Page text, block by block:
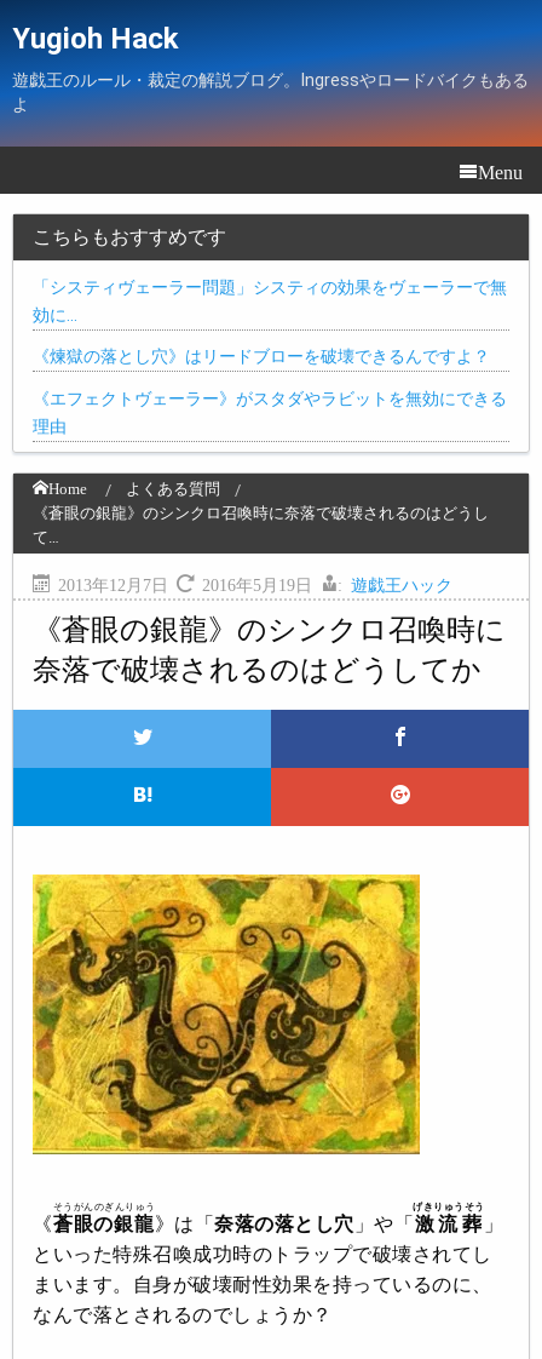
Yugioh Hack
遊戯王のルール・裁定の解説ブログ。Ingressやロードバイクもある
よ
Menu
こちらもおすすめです
「システィヴェーラー問題」システィの効果をヴェーラーで無
効に…
《煉獄の落とし穴》はリードブローを破壊できるんですよ？
《エフェクトヴェーラー》がスタダやラビットを無効にできる
理由
Home
よくある質問
《蒼眼の銀龍》のシンクロ召喚時に奈落で破壊されるのはどうし
て…
2013年12月7日 2016年5月19日 : 遊戯王ハック
《蒼眼の銀龍》のシンクロ召喚時に
奈落で破壊されるのはどうしてか
《蒼眼の銀龍
そうがんのぎんりゅう
》は「奈落の落とし穴 」や「激流葬
げきりゅうそう
」
といった特殊召喚成功時のトラップで破壊されてし
まいます。自身が破壊耐性効果を持っているのに、
なんで落とされるのでしょうか？